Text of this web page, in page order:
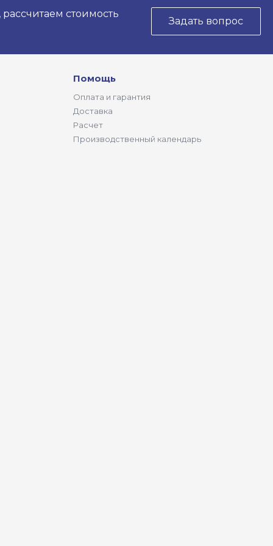
стоимость
Задать вопрос
Помощь
Оплата и гарантия
Доставка
Расчет
Производственный календарь